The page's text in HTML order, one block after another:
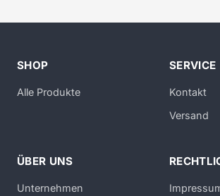
SHOP
Alle Produkte
SERVICE
Kontakt
Versand
ÜBER UNS
Unternehmen